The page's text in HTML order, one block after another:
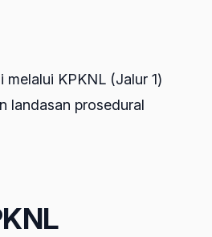
KPKNL (Jalur 1)
landasan prosedural